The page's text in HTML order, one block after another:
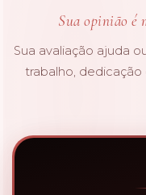
Sua opinião é
Sua avaliação ajuda
trabalho,